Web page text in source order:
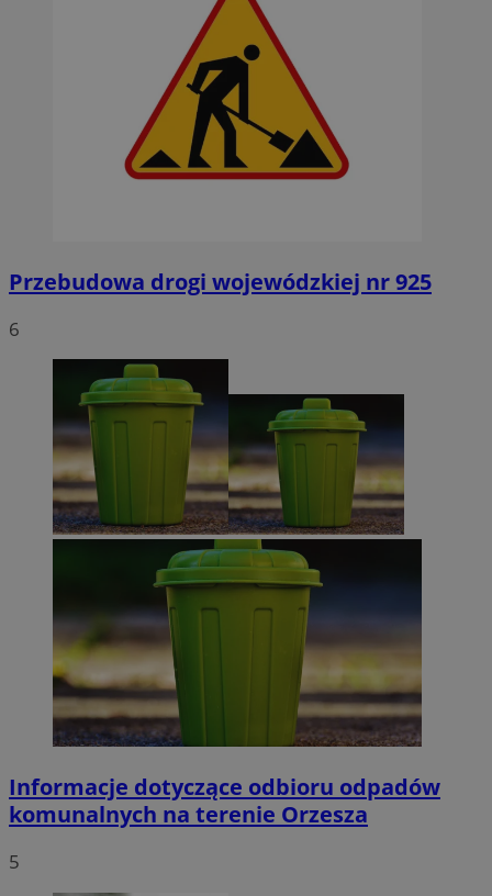
Przebudowa drogi wojewódzkiej nr 925
6
Informacje dotyczące odbioru odpadów
komunalnych na terenie Orzesza
5